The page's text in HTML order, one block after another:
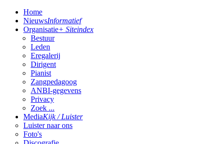
Home
NieuwsInformatief
Organisatie+ Siteindex
Bestuur
Leden
Eregalerij
Dirigent
Pianist
Zangpedagoog
ANBI-gegevens
Privacy
Zoek ...
MediaKijk / Luister
Luister naar ons
Foto's